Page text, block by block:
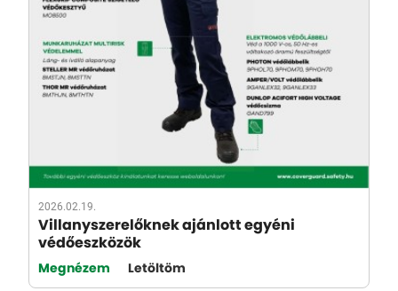
2026.02.19.
Villanyszerelőknek ajánlott egyéni
védőeszközök
Megnézem Letöltöm